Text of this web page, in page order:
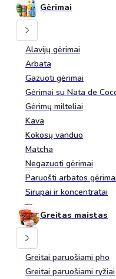
Gėrimai
Alavijų gėrimai
Arbata
Gazuoti gėrimai
Gėrimai su Nata de
Gėrimų milteliai
Kava
Kokosų vanduo
Matcha
Negazuoti gėrimai
Paruošti arbatos
Sirupai ir koncentratai
Greitas maistas
Greitai paruošiami pho
Greitai paruošiami ryžiai